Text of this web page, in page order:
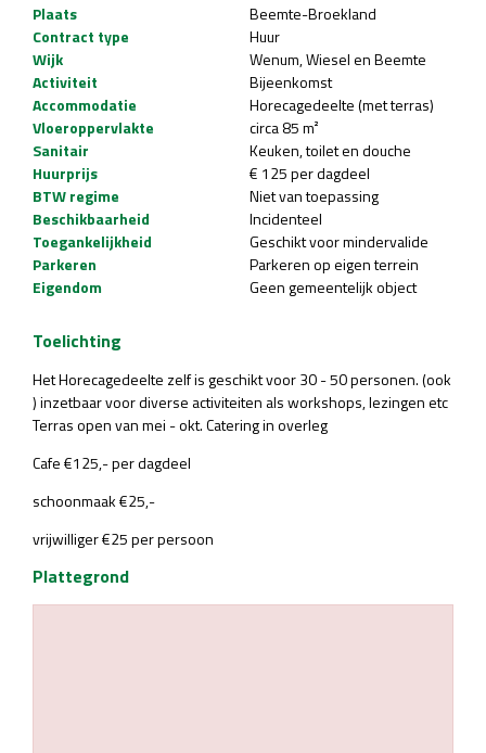
Plaats
Beemte-Broekland
Contract type
Huur
Wijk
Wenum, Wiesel en Beemte
Activiteit
Bijeenkomst
Accommodatie
Horecagedeelte (met terras)
Vloeroppervlakte
circa 85 m²
Sanitair
Keuken, toilet en douche
Huurprijs
€ 125 per dagdeel
BTW regime
Niet van toepassing
Beschikbaarheid
Incidenteel
Toegankelijkheid
Geschikt voor mindervalide
Parkeren
Parkeren op eigen terrein
Eigendom
Geen gemeentelijk object
Toelichting
Het Horecagedeelte zelf is geschikt voor 30 - 50 personen. (ook
) inzetbaar voor diverse activiteiten als workshops, lezingen etc
Terras open van mei - okt. Catering in overleg
Cafe €125,- per dagdeel
schoonmaak €25,-
vrijwilliger €25 per persoon
Plattegrond